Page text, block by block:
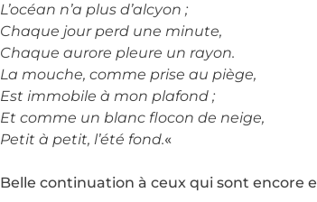
L’océan n’a plus d’alcyon ;
Chaque jour perd une minute,
Chaque aurore pleure un rayon.
La mouche, comme prise au piège,
Est immobile à mon plafond ;
Et comme un blanc flocon de neige,
Petit à petit, l’été fond.«
Belle continuation à ceux qui sont encore